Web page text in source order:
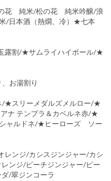
花 純米/松の花 純米吟醸/浪
本酒（熱燗、冷）★七本
露割/★サムライハイボール/★
お湯割り
/★スリーメダルズメルロー/★
ナ テンプラ＆カベルネ赤/★
ャルドネ/★ヒーローズ ソー
レンジ/カシスジンジャー/カシ
ンジ/ピーチジンジャー/ピー
/翠ジンコーラ